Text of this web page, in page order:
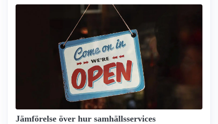
Jämförelse över hur samhälls­services